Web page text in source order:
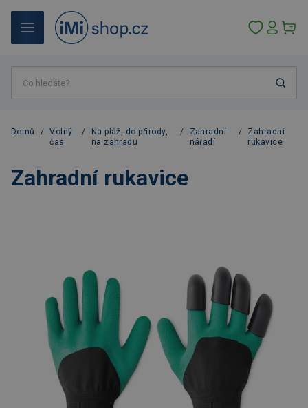
Domů /
Volný
čas
/
Na pláž, do přírody,
na zahradu
/
Zahradní
nářadí
/
Zahradní
rukavice
Zahradní rukavice